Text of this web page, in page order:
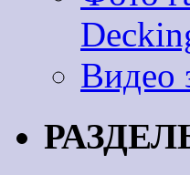
Видео